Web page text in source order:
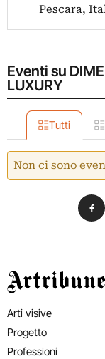
Pescara,
Eventi su
LUXURY
Tutti
Non ci sono
Artribune
Arti visive
Progetto
Professioni